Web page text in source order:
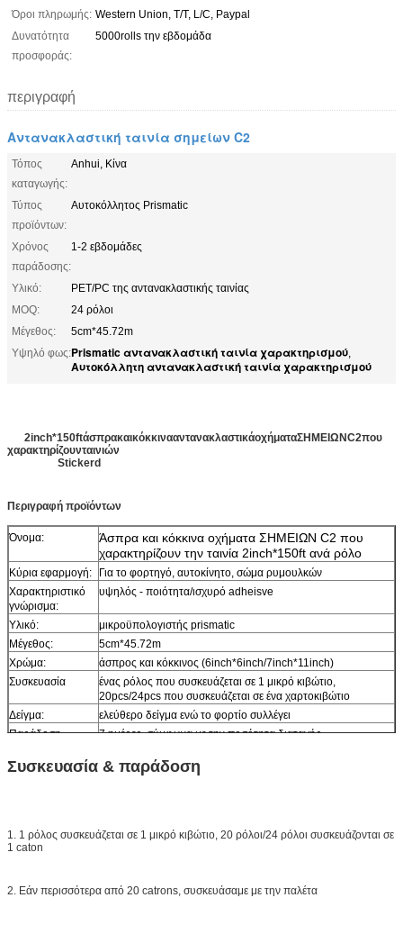
Όροι πληρωμής: Western Union, T/T, L/C, Paypal
Δυνατότητα
προσφοράς:
5000rolls την εβδομάδα
περιγραφή
Αντανακλαστική ταινία σημείων C2
Τόπος
καταγωγής:
Anhui, Κίνα
Τύπος
προϊόντων:
Αυτοκόλλητος Prismatic
Χρόνος
παράδοσης:
1-2 εβδομάδες
Υλικό:
PET/PC της αντανακλαστικής ταινίας
MOQ:
24 ρόλοι
Μέγεθος:
5cm*45.72m
Υψηλό φως:Prismatic αντανακλαστική ταινία χαρακτηρισμού,
Αυτοκόλλητη αντανακλαστική ταινία χαρακτηρισμού
2inch*150ftάσπρακαικόκκινααντανακλαστικάοχήματαΣΗΜΕΙΩΝC2που
χαρακτηρίζουνταινιών
Stickerd
Περιγραφή προϊόντων
Όνομα:
Άσπρα και κόκκινα οχήματα ΣΗΜΕΙΩΝ C2 που
χαρακτηρίζουν την ταινία 2inch*150ft ανά ρόλο
Κύρια εφαρμογή:
Για το φορτηγό, αυτοκίνητο, σώμα ρυμουλκών
Χαρακτηριστικό
γνώρισμα:
υψηλός - ποιότητα/ισχυρό adheisve
Υλικό:
μικροϋπολογιστής prismatic
Μέγεθος:
5cm*45.72m
Χρώμα:
άσπρος και κόκκινος (6inch*6inch/7inch*11inch)
Συσκευασία
ένας ρόλος που συσκευάζεται σε 1 μικρό κιβώτιο,
20pcs/24pcs που συσκευάζεται σε ένα χαρτοκιβώτιο
Δείγμα:
ελεύθερο δείγμα ενώ το φορτίο συλλέγει
Παράδοση
7 ημέρες, σύμφωνα με την ποσότητα διαταγής
Συσκευασία & παράδοση
1. 1 ρόλος συσκευάζεται σε 1 μικρό κιβώτιο, 20 ρόλοι/24 ρόλοι συσκευάζονται σε
1 caton
2. Εάν περισσότερα από 20 catrons, συσκευάσαμε με την παλέτα